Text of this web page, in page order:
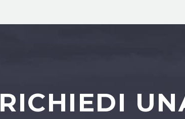
RICHIEDI